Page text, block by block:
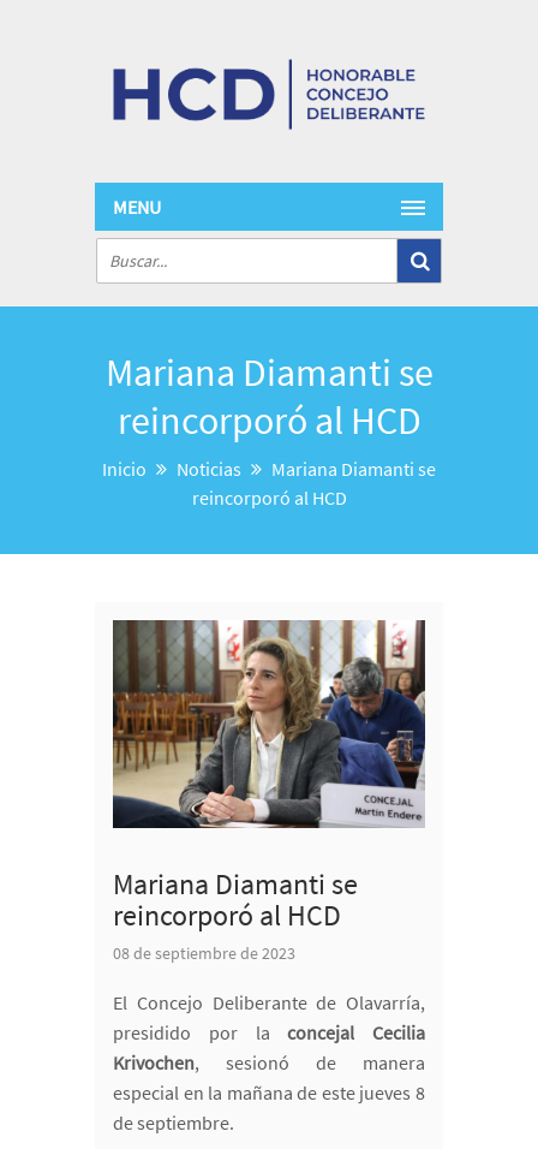
MENU
Mariana Diamanti se
reincorporó al HCD
Inicio Noticias
Mariana Diamanti se
reincorporó al HCD
Mariana Diamanti se
reincorporó al HCD
08 de septiembre de 2023
El Concejo Deliberante de Olavarría,
presidido por laconcejal Cecilia
Krivochen, sesionó de manera
especial en la mañana de este jueves 8
de septiembre.